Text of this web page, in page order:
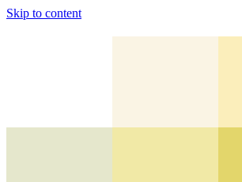
Skip to content